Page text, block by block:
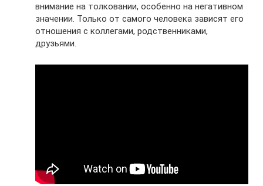
внимание на толковании, особенно на негативном
значении. Только от самого человека зависят его
отношения с коллегами, родственниками,
друзьями.